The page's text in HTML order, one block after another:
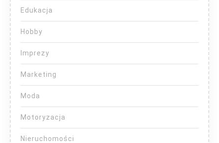
Edukacja
Hobby
Imprezy
Marketing
Moda
Motoryzacja
Nieruchomości